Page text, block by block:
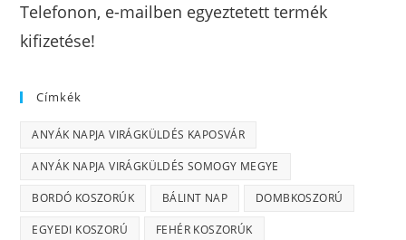
Telefonon, e-mailben egyeztetett termék
kifizetése!
Címkék
ANYÁK NAPJA VIRÁGKÜLDÉS KAPOSVÁR
ANYÁK NAPJA VIRÁGKÜLDÉS SOMOGY MEGYE
BORDÓ KOSZORÚK BÁLINT NAP DOMBKOSZORÚ
EGYEDI KOSZORÚ FEHÉR KOSZORÚK